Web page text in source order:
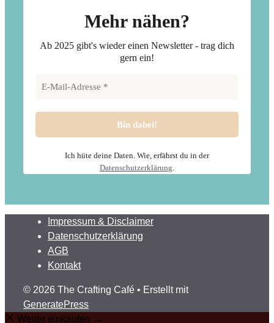
Mehr nähen?
Ab 2025 gibt's wieder einen Newsletter - trag dich
gern ein!
Ich hüte deine Daten. Wie, erfährst du in der
Datenschutzerklärung
Impressum & Disclaimer
Datenschutzerklärung
AGB
Kontakt
© 2026 The Crafting Café • Erstellt mit
GeneratePress
Weiter einkaufen →